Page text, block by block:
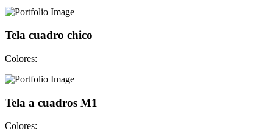
Tela cuadro chico
Colores:
Tela a cuadros M1
Colores: